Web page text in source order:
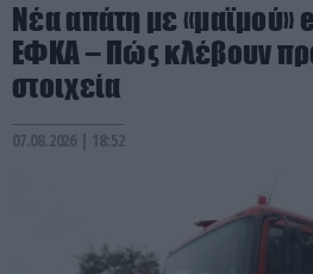
Νέα απάτη με «μαϊμού»
ΕΦΚΑ – Πώς κλέβουν
στοιχεία
07.08.2026 | 18:52